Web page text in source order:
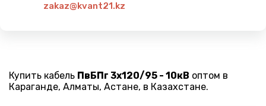
zakaz@kvant21.kz
Купить кабель ПвБПг 3х120/95 - 10кВ оптом в
Караганде, Алматы, Астане, в Казахстане.